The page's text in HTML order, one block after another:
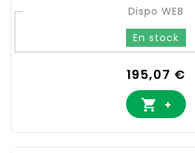
Dispo WEB
En stock
Prix
195,07 €
 +